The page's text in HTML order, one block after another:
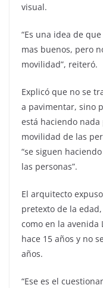
visual.
“Es una idea de
mas buenos, pero
movilidad”, reiteró.
Explicó que no se
a pavimentar, sino
está haciendo
movilidad de las
“se siguen
las personas”.
El arquitecto
pretexto de la
como en la avenida
hace 15 años y no
años.
“Ese es el